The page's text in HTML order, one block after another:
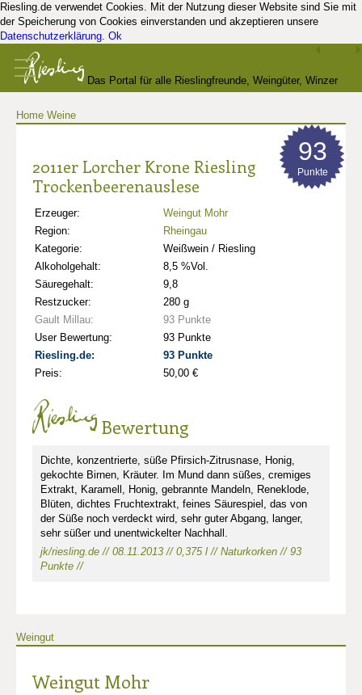
Riesling.de verwendet Cookies. Mit der Nutzung dieser Website sind Sie mit
der Speicherung von Cookies einverstanden und akzeptieren unsere
Datenschutzerklärung. Ok
Das Portal für alle Rieslingfreunde, Weingüter, Winzer
Home Weine
2011er Lorcher Krone Riesling
Trockenbeerenauslese
Erzeuger:
Weingut Mohr
Region:
Rheingau
Kategorie:
Weißwein / Riesling
Alkoholgehalt:
8,5 %Vol.
Säuregehalt:
9,8
Restzucker:
280 g
Gault Millau:
93 Punkte
User Bewertung:
93 Punkte
Riesling.de:
93 Punkte
Preis:
50,00 €
93
Punkte
Bewertung
Dichte, konzentrierte, süße Pfirsich-Zitrusnase, Honig,
gekochte Birnen, Kräuter. Im Mund dann süßes, cremiges
Extrakt, Karamell, Honig, gebrannte Mandeln, Reneklode,
Blüten, dichtes Fruchtextrakt, feines Säurespiel, das von
der Süße noch verdeckt wird, sehr guter Abgang, langer,
sehr süßer und unentwickelter Nachhall.
jk/riesling.de // 08.11.2013 // 0,375 l // Naturkorken // 93
Punkte //
Weingut
Weingut Mohr